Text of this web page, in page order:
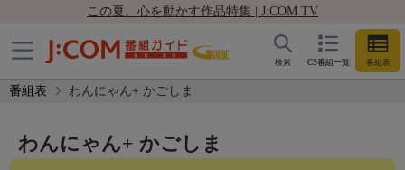
この夏、心を動かす作品特集 | J:COM TV
CS番組一覧 番組表
検索
番組表 わんにゃん+ かごしま
わんにゃん+ かごしま